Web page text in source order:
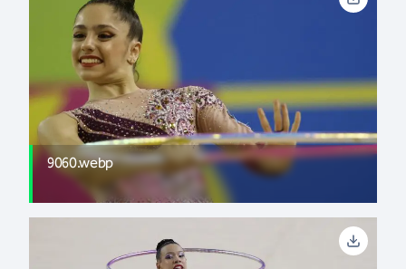
9060.webp